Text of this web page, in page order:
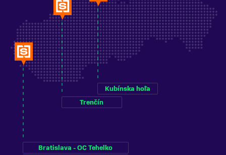
Bratislava - OC Tehelko
Trenčín
Kubínska hoľa